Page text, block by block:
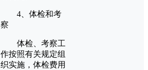
4、体检和考
察
体检、考察工
作按照有关规定组
织实施，体检费用